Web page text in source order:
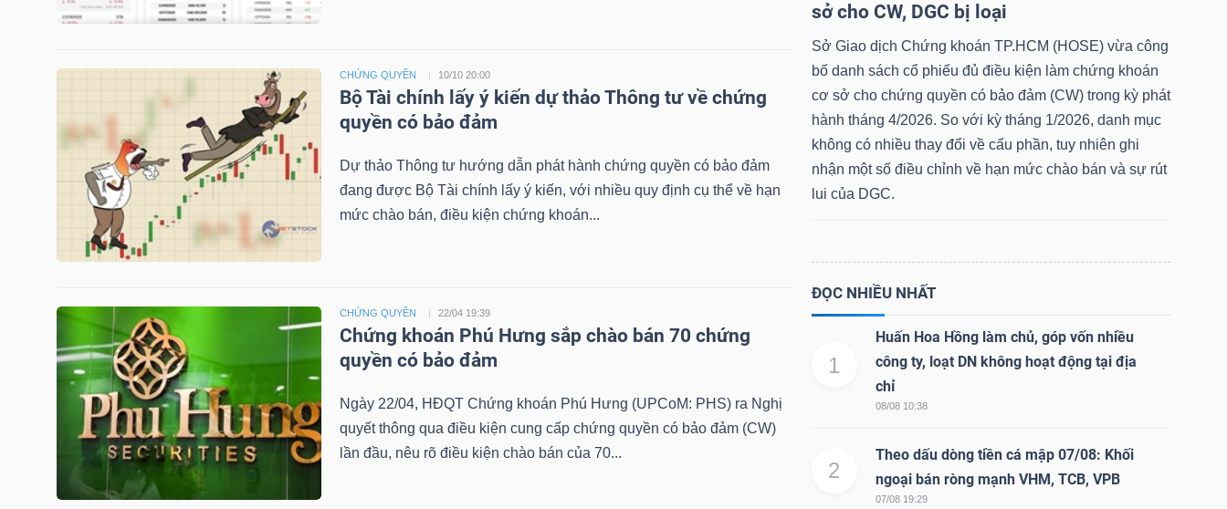
CHỨNG QUYỀN 10/10 20:00
Bộ Tài chính lấy ý kiến dự thảo Thông tư về chứng
quyền có bảo đảm
Dự thảo Thông tư hướng dẫn phát hành chứng quyền có bảo đảm
đang được Bộ Tài chính lấy ý kiến, với nhiều quy định cụ thể về hạn
mức chào bán, điều kiện chứng khoán...
CHỨNG QUYỀN 22/04 19:39
Chứng khoán Phú Hưng sắp chào bán 70 chứng
quyền có bảo đảm
Ngày 22/04, HĐQT Chứng khoán Phú Hưng (UPCoM: PHS) ra Nghị
quyết thông qua điều kiện cung cấp chứng quyền có bảo đảm (CW)
lần đầu, nêu rõ điều kiện chào bán của 70...
sở cho CW, DGC bị loại
Sở Giao dịch Chứng khoán TP.HCM (HOSE) vừa công
bố danh sách cổ phiếu đủ điều kiện làm chứng khoán
cơ sở cho chứng quyền có bảo đảm (CW) trong kỳ phát
hành tháng 4/2026. So với kỳ tháng 1/2026, danh mục
không có nhiều thay đổi về cấu phần, tuy nhiên ghi
nhận một số điều chỉnh về hạn mức chào bán và sự rút
lui của DGC.
ĐỌC NHIỀU NHẤT
1
Huấn Hoa Hồng làm chủ, góp vốn nhiều
công ty, loạt DN không hoạt động tại địa
chỉ
08/08 10:38
2
Theo dấu dòng tiền cá mập 07/08: Khối
ngoại bán ròng mạnh VHM, TCB, VPB
07/08 19:29
CÔNG
ĐẦU
LIỆU
Ngành
SECTOR